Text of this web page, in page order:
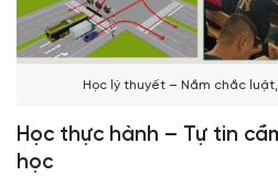
Học lý thuyết – Nắm chắc
Học thực hành – Tự tin
học